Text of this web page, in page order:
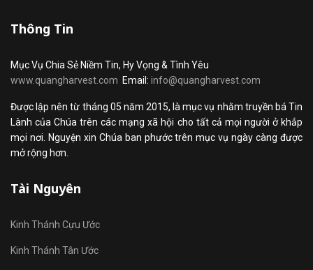
Thông Tin
Mục Vụ Chia Sẻ Niềm Tin, Hy Vọng & Tình Yêu
www.quangharvest.com Email: info@quangharvest.com
Được lập nên từ tháng 05 năm 2015, là mục vụ nhằm truyền bá Tin
Lành của Chúa trên các mạng xã hội cho tất cả mọi người ở khắp
mọi nơi. Nguyện xin Chúa ban phước trên mục vụ ngày càng được
mở rộng hơn.
Tài Nguyên
Kinh Thánh Cựu Ước
Kinh Thánh Tân Ước